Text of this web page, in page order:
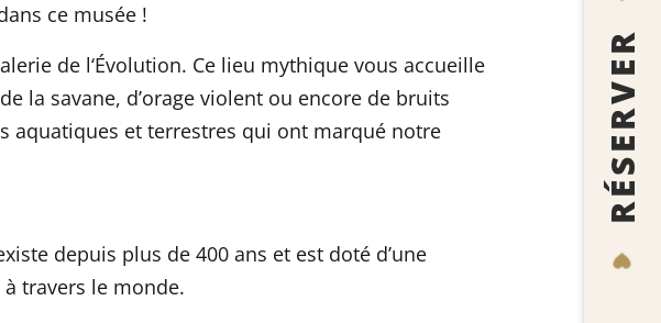
RÉSERVER
ce musée !
de l‘Évolution. Ce lieu mythique vous accueille
la savane, d’orage violent ou encore de bruits
aquatiques et terrestres qui ont marqué notre
depuis plus de 400 ans et est doté d’une
travers le monde.